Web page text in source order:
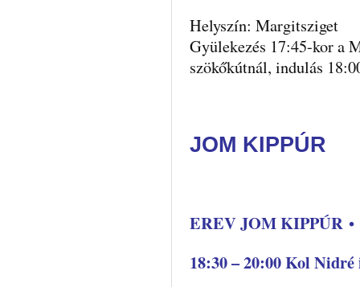
Helyszín: Margitsziget
Gyülekezés 17:45-kor a
szökőkútnál, indulás
JOM KIPPÚR
EREV JOM KIPPÚR •
18:30 – 20:00 Kol